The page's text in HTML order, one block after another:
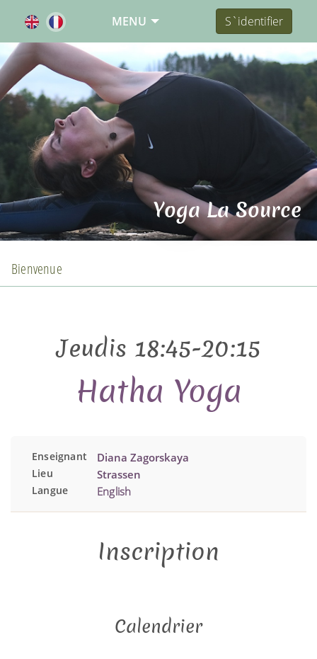
MENU S`identifier
Yoga La Source
Bienvenue
Jeudis 18:45-20:15
Hatha Yoga
Enseignant Diana Zagorskaya
Lieu Strassen
Langue English
Inscription
Calendrier